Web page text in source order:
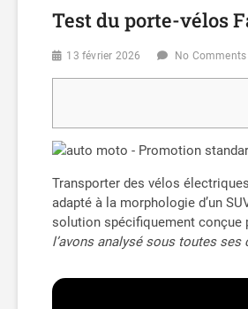
Test du porte-vélos
13 février 2026 No Comments
Transporter des vélos
adapté à la morphologie d’un
solution spécifiquement conçue
l’avons analysé sous toutes